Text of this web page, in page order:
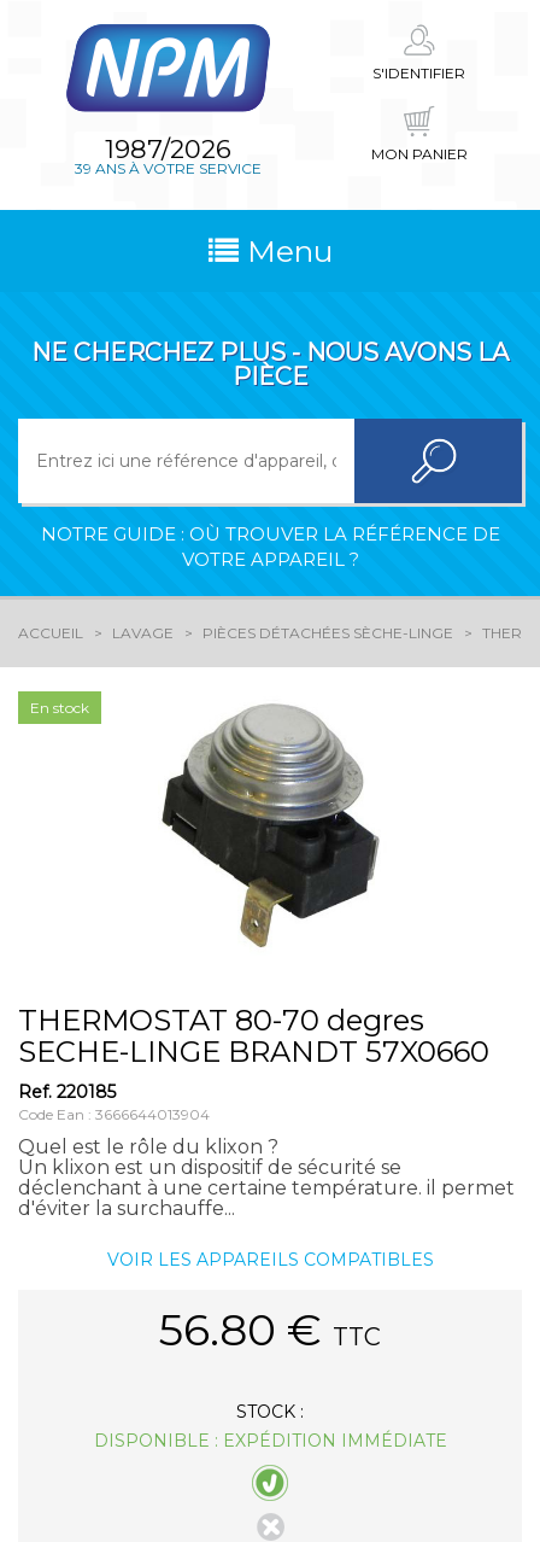
1987/2026
39 ANS À VOTRE SERVICE
S'IDENTIFIER
MON PANIER
Menu
NE CHERCHEZ PLUS - NOUS AVONS LA
PIÈCE
NOTRE GUIDE : OÙ TROUVER LA RÉFÉRENCE DE
VOTRE APPAREIL ?
ACCUEIL LAVAGE PIÈCES DÉTACHÉES SÈCHE-LINGE
En stock
THERMOSTAT 80-70 degres
SECHE-LINGE BRANDT 57X0660
Ref. 220185
Code Ean : 3666644013904
Quel est le rôle du klixon ?
Un klixon est un dispositif de sécurité se
déclenchant à une certaine température. il permet
d'éviter la surchauffe...
VOIR LES APPAREILS COMPATIBLES
56.80 € TTC
STOCK :
DISPONIBLE : EXPÉDITION IMMÉDIATE